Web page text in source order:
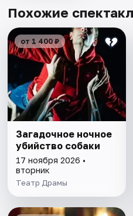
Похожие
от 1 400 ₽
Загадочное ночное
убийство собаки
17 ноября 2026 •
вторник
Театр Драмы